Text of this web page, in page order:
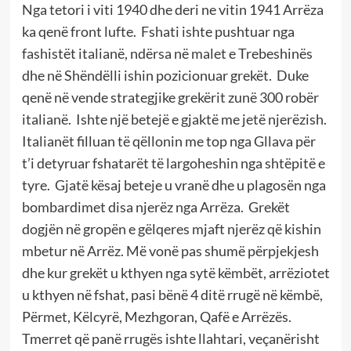
Nga tetori i viti 1940 dhe deri ne vitin 1941 Arrëza
ka qenë front lufte. Fshati ishte pushtuar nga
fashistët italianë, ndërsa në malet e Trebeshinës
dhe në Shëndëlli ishin pozicionuar grekët. Duke
qenë në vende strategjike grekërit zunë 300 robër
italianë. Ishte një betejë e gjaktë me jetë njerëzish.
Italianët filluan të qëllonin me top nga Gllava për
t’i detyruar fshatarët të largoheshin nga shtëpitë e
tyre. Gjatë kësaj beteje u vranë dhe u plagosën nga
bombardimet disa njerëz nga Arrëza. Grekët
dogjën në gropën e gëlqeres mjaft njerëz që kishin
mbetur në Arrëz. Më vonë pas shumë përpjekjesh
dhe kur grekët u kthyen nga sytë këmbët, arrëziotet
u kthyen në fshat, pasi bënë 4 ditë rrugë në këmbë,
Përmet, Këlcyrë, Mezhgoran, Qafë e Arrëzës.
Tmerret që panë rrugës ishte llahtari, veçanërisht